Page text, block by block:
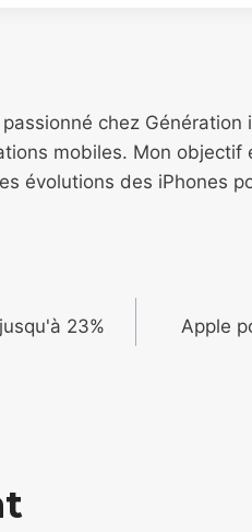
chez Génération
mobiles. Mon objectif
évolutions des iPhones
23%
Apple